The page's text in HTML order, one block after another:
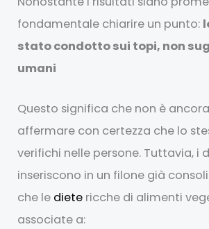
fondamentale chiarire un punto:
stato condotto sui topi, non
umani
Questo significa che non è
affermare con certezza che lo
verifichi nelle persone. Tuttavia, i
inseriscono in un filone già
che le diete ricche di alimenti
associate a: